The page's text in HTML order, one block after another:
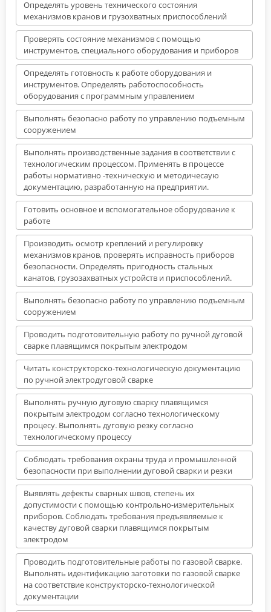
Определять уровень технического состояния
механизмов кранов и грузохватных приспособлений
Проверять состояние механизмов с помощью
инструментов, специального оборудования и приборов
Определять готовность к работе оборудования и
инструментов. Определять работоспособность
оборудования с программным управлением
Выполнять безопасно работу по управлению подъемным
сооружением
Выполнять производственные задания в соответствии с
технологическим процессом. Применять в процессе
работы нормативно -техническую и методичесаую
документацию, разработанную на предприятии.
Готовить основное и вспомогательное оборудование к
работе
Производить осмотр креплений и регулировку
механизмов кранов, проверять исправность приборов
безопасности. Определять пригодность стальных
канатов, грузозахватных устройств и приспособлений.
Выполнять безопасно работу по управлению подъемным
сооружением
Проводить подготовительную работу по ручной дуговой
сварке плавящимся покрытым электродом
Читать конструкторско-технологическую документацию
по ручной электродуговой сварке
Выполнять ручную дуговую сварку плавящимся
покрытым электродом согласно технологическому
процесу. Выполнять дуговую резку согласно
технологическому процессу
Соблюдать требования охраны труда и промышленной
безопасности при выполнении дуговой сварки и резки
Выявлять дефекты сварных швов, степень их
допустимости с помощью контрольно-измерительных
приборов. Соблюдать требования предъявляемые к
качеству дуговой сварки плавящимся покрытым
электродом
Проводить подготовительные работы по газовой сварке.
Выполнять идентификацию заготовки по газовой сварке
на соответствие конструкторско-технологической
документации